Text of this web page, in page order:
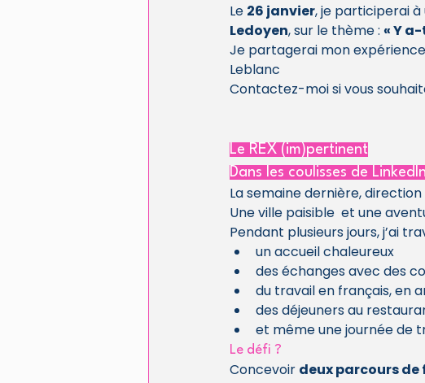
Le 26 janvier, je participerai
Ledoyen, sur le thème : « Y
Je partagerai mon
Leblanc
Contactez-moi si vous
Le REX (im)pertinent
Dans les coulisses de
La semaine dernière,
Une ville paisible  et une
Pendant plusieurs jours, j’ai
un accueil chaleureux
des échanges avec des
du travail en français, en
des déjeuners au
et même une journée de
Le défi ?
Concevoir deux parcours